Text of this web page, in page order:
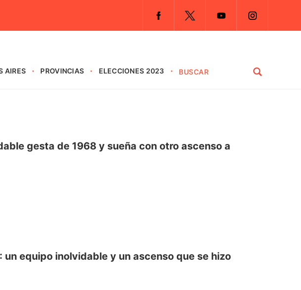
AIRES PROVINCIAS ELECCIONES 2023
gesta de 1968 y sueña con otro ascenso a
un equipo inolvidable y un ascenso que se hizo